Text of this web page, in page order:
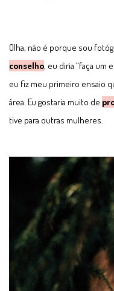
Olha, não é porque sou
conselho, eu diria “faça um
eu fiz meu primeiro ensaio
área. Eu gostaria muito de
tive para outras mulheres.